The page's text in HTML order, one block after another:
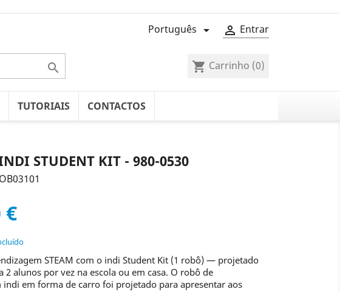
 Entrar
Português 
 shopping_cart Carrinho (0)
TUTORIAIS CONTACTOS
STUDENT KIT - 980-0530
€
STEAM com o indi Student Kit (1 robô) — projetado
2 alunos por vez na escola ou em casa. O robô de
indi em forma de carro foi projetado para apresentar aos